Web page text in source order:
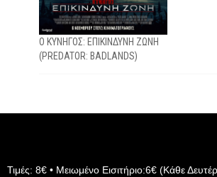
O KYNHΓΟΣ: EΠΙΚΙΝΔΥΝΗ ΖΩΝΗ
(PREDATOR: BADLANDS)
Τιμές: 8€ • Μειωμένο Εισιτήριο:6€ (Κάθε